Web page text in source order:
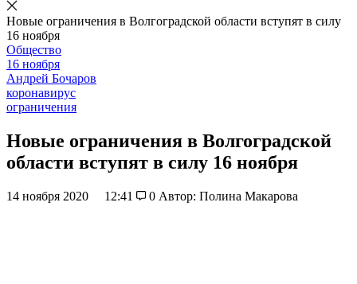
Новые ограничения в Волгоградской области вступят в силу
16 ноября
Общество
16 ноября
Андрей Бочаров
коронавирус
ограничения
Новые ограничения в Волгоградской
области вступят в силу 16 ноября
14 ноября 2020 12:41 0 Автор: Полина Макарова